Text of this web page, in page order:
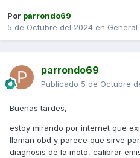
Por parrondo69
5 de Octubre del 2024 en General
parrondo69
Publicado 5 de Octubre
Buenas tardes,
estoy mirando por internet que
llaman obd y parece que sirve
diagnosis de la moto, calibrar